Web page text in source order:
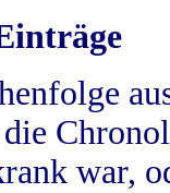
war,